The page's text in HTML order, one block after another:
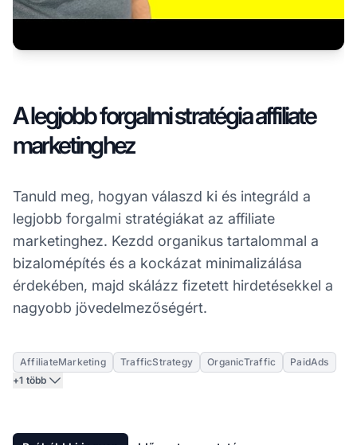
A legjobb forgalmi stratégia affiliate
marketinghez
Tanuld meg, hogyan válaszd ki és integráld a
legjobb forgalmi stratégiákat az affiliate
marketinghez. Kezdd organikus tartalommal a
bizalomépítés és a kockázat minimalizálása
érdekében, majd skálázz fizetett hirdetésekkel a
nagyobb jövedelmezőségért.
AffiliateMarketing TrafficStrategy OrganicTraffic
PaidAds
+1 több